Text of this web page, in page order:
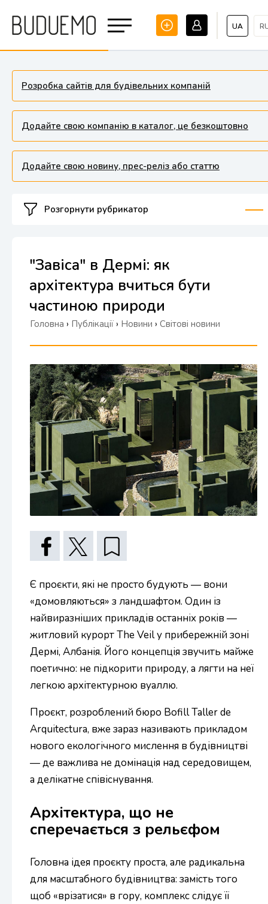
UA
Розробка сайтів для будівельних компаній
Додайте свою компанію в каталог, це безкоштовно
Додайте свою новину, прес-реліз або статтю
Розгорнути рубрикатор
"Завіса" в Дермі: як
архітектура вчиться бути
частиною природи
Головна › Публікації › Новини › Світові новини
Є проєкти, які не просто будують — вони
«домовляються» з ландшафтом. Один із
найвиразніших прикладів останніх років —
житловий курорт The Veil у прибережній зоні
Дермі, Албанія. Його концепція звучить майже
поетично: не підкорити природу, а лягти на неї
легкою архітектурною вуаллю.
Проєкт, розроблений бюро Bofill Taller de
Arquitectura, вже зараз називають прикладом
нового екологічного мислення в будівництві
— де важлива не домінація над середовищем,
а делікатне співіснування.
Архітектура, що не
сперечається з рельєфом
Головна ідея проєкту проста, але радикальна
для масштабного будівництва: замість того
щоб «врізатися» в гору, комплекс слідує її